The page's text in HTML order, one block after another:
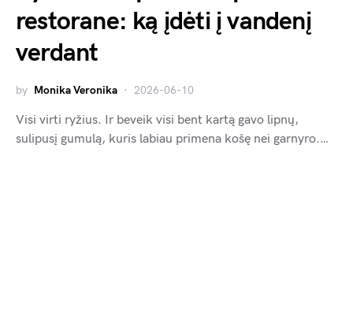
restorane: ką įdėti į vandenį
verdant
by Monika Veronika 2026-06-10
Visi virti ryžius. Ir beveik visi bent kartą gavo lipnų,
sulipusį gumulą, kuris labiau primena košę nei garnyro.…